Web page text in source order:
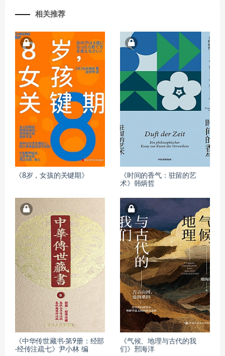
相关推荐
《8岁，女孩的关键期》
《时间的香气：驻留的艺
术》韩炳哲
《中华传世藏书·第9册：经部
·经传注疏七》尹小林 编
《气候、地理与古代的我
们》邢海洋